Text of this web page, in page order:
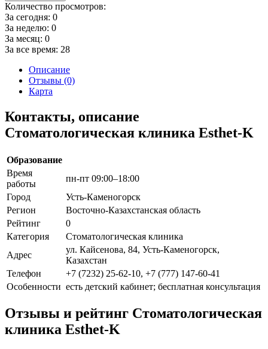
Количество просмотров:
За сегодня: 0
За неделю: 0
За месяц: 0
За все время: 28
Описание
Отзывы (0)
Карта
Контакты, описание
Стоматологическая клиника Esthet-K
Образование
Время
работы
пн-пт 09:00–18:00
Город
Усть-Каменогорск
Регион
Восточно-Казахстанская область
Рейтинг
0
Категория
Стоматологическая клиника
Адрес
ул. Кайсенова, 84, Усть-Каменогорск,
Казахстан
Телефон
+7 (7232) 25-62-10, +7 (777) 147-60-41
Особенности есть детский кабинет; бесплатная консультация
Отзывы и рейтинг Стоматологическая
клиника Esthet-K